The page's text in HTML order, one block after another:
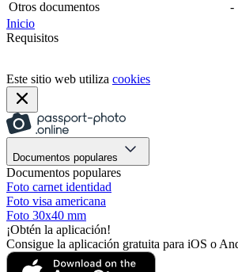
Otros documentos
-
Inicio
Requisitos
Este sitio web utiliza cookies
Documentos populares
Documentos populares
Foto carnet identidad
Foto visa americana
Foto 30x40 mm
¡Obtén la aplicación!
Consigue la aplicación gratuita para iOS o